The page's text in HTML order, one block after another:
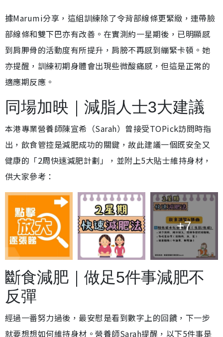
據Marumi分享，這組訓練除了令背部線條更緊緻，連帶臉
部線條和雙下巴亦有改善。在實測約一星期後，已明顯感
到肩胛骨的活動度有所提升，肩膀不再感到繃緊卡頓。她
亦提醒，訓練初期身體會出現些微酸痛感，但這是正常的
適應期反應。
同場加映｜減脂人士3大建議
本港專業營養師陳宣希（Sarah）曾接受TOPick訪問時指
出，飲食管控是減肥成功的關鍵，故此建議一個既安全又
健康的「2周快速減肥計劃」，並附上5大貼士維持身材，
供大家參考：
+7
斷食減肥｜做足5件事減肥不
反彈
經過一番努力過後，最安慰是看到數字上的回饋，下一步
就要想想如何維持身材。營養師Sarah提醒，以下5件事是